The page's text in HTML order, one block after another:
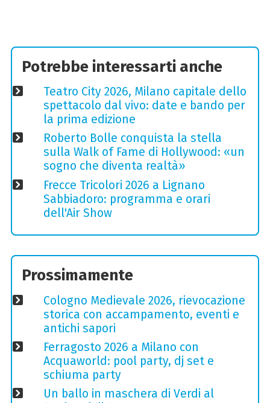
Potrebbe interessarti anche
Teatro City 2026, Milano capitale dello
spettacolo dal vivo: date e bando per
la prima edizione
Roberto Bolle conquista la stella
sulla Walk of Fame di Hollywood: «un
sogno che diventa realtà»
Frecce Tricolori 2026 a Lignano
Sabbiadoro: programma e orari
dell'Air Show
Prossimamente
Cologno Medievale 2026, rievocazione
storica con accampamento, eventi e
antichi sapori
Ferragosto 2026 a Milano con
Acquaworld: pool party, dj set e
schiuma party
Un ballo in maschera di Verdi al